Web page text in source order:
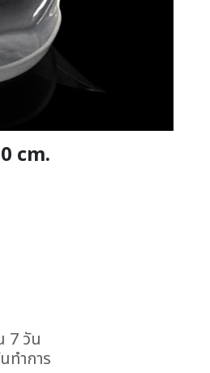
cm.
7 วัน
ทำการ